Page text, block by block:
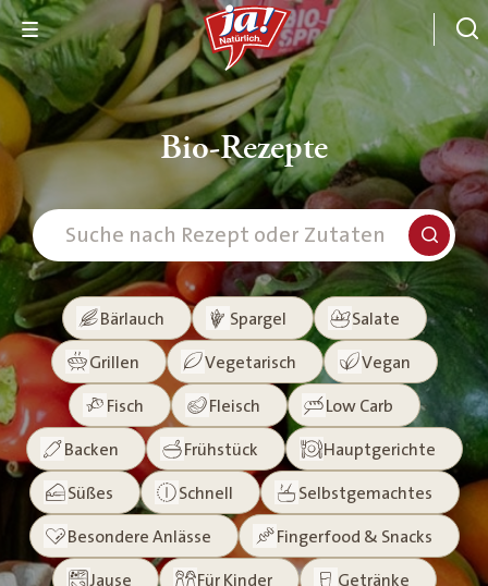
Bio-Rezepte
Bärlauch Spargel Salate
Grillen Vegetarisch Vegan
Fisch Fleisch Low Carb
Backen Frühstück Hauptgerichte
Süßes Schnell Selbstgemachtes
Besondere Anlässe Fingerfood & Snacks
Jause Für Kinder Getränke